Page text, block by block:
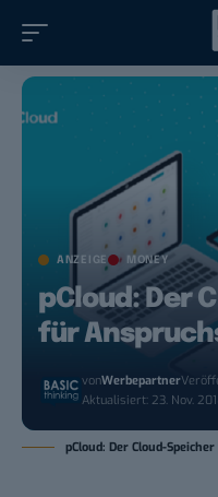
ANZEIGE MONEY
pCloud: Der
für
vonWerbepartner
Aktualisiert: 23. Nov.
pCloud: Der Cloud-